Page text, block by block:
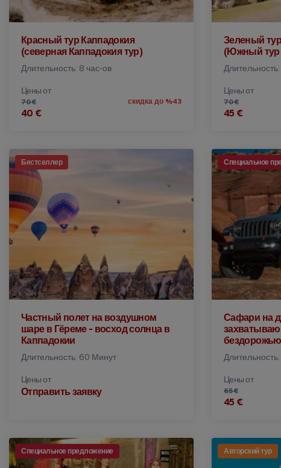
Красный тур Каппадокия
(северная Каппадокия тур)
Длительность: 8 час-ов
Цены от
70 €
40 €
скидка до %43
Зеленый
(Южный тур
Цены от
70 €
45 €
Бестселлер
Частный полет на воздушном
шаре в Гёреме - восход солнца в
Каппадокии
Длительность: 60 Минут
Цены от
Отправить заявку
Специальное
Сафари на
бездорожью
Цены от
65 €
45 €
Специальное предложение Авторский тур